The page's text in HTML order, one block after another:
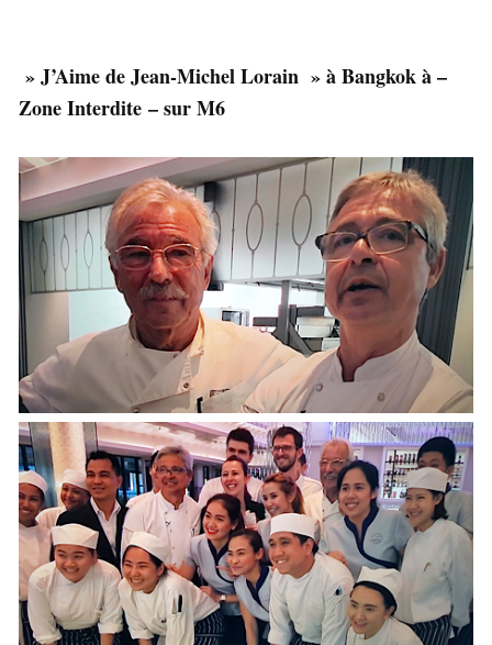
» J’Aime de Jean-Michel Lorain » à Bangkok à –
Zone Interdite – sur M6